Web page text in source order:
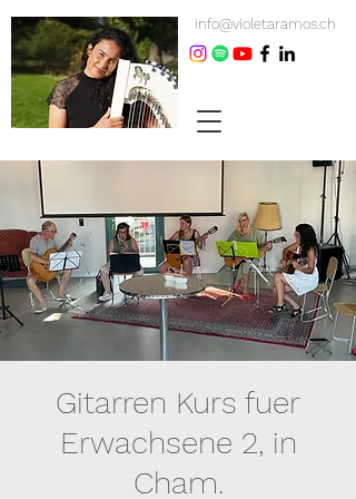
info@violetaramos.ch
Gitarren Kurs fuer
Erwachsene 2, in
Cham.